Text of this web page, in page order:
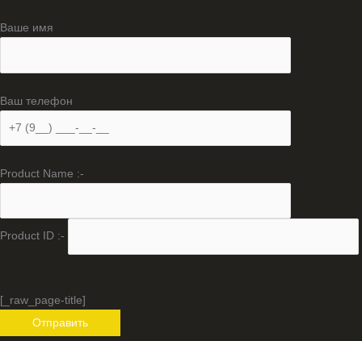
Ваше имя
Ваш телефон
Product Name :-
Product ID :-
[_raw_page-title]